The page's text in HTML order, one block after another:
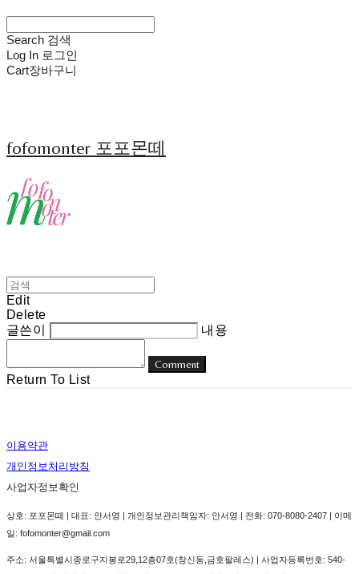
Search 검색
Log In 로그인
Cart장바구니
fofomonter 포포몬떼
Edit
Delete
글쓴이
내용
Comment
Return To List
이용약관
개인정보처리방침
사업자정보확인
상호: 포포몬떼 | 대표: 안서영 | 개인정보관리책임자: 안서영 | 전화: 070-8080-2407 | 이메
일: fofomonter@gmail.com
주소: 서울특별시종로구지봉로29,12층07호(창신동,금호팔레스) | 사업자등록번호: 540-